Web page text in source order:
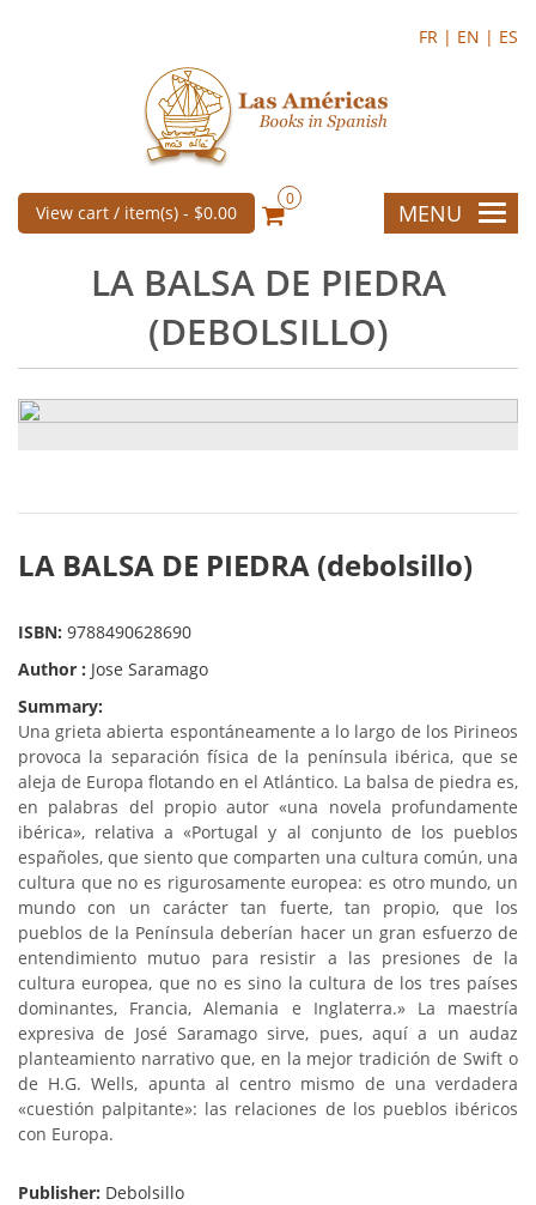
FR | EN | ES
View cart / item(s) - $0.00
0
MENU
LA BALSA DE PIEDRA
(DEBOLSILLO)
LA BALSA DE PIEDRA (debolsillo)
ISBN: 9788490628690
Author : Jose Saramago
Summary:
Una grieta abierta espontáneamente a lo largo de los Pirineos
provoca la separación física de la península ibérica, que se
aleja de Europa flotando en el Atlántico. La balsa de piedra es,
en palabras del propio autor «una novela profundamente
ibérica», relativa a «Portugal y al conjunto de los pueblos
españoles, que siento que comparten una cultura común, una
cultura que no es rigurosamente europea: es otro mundo, un
mundo con un carácter tan fuerte, tan propio, que los
pueblos de la Península deberían hacer un gran esfuerzo de
entendimiento mutuo para resistir a las presiones de la
cultura europea, que no es sino la cultura de los tres países
dominantes, Francia, Alemania e Inglaterra.» La maestría
expresiva de José Saramago sirve, pues, aquí a un audaz
planteamiento narrativo que, en la mejor tradición de Swift o
de H.G. Wells, apunta al centro mismo de una verdadera
«cuestión palpitante»: las relaciones de los pueblos ibéricos
con Europa.
Publisher: Debolsillo